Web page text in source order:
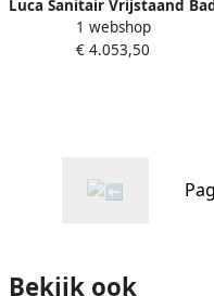
Luca Sanitair Vrijstaand
Vasca 180x93x56 cm Solid
Surface Antraciet
1 webshop
€ 4.053,50
Bekijk ook